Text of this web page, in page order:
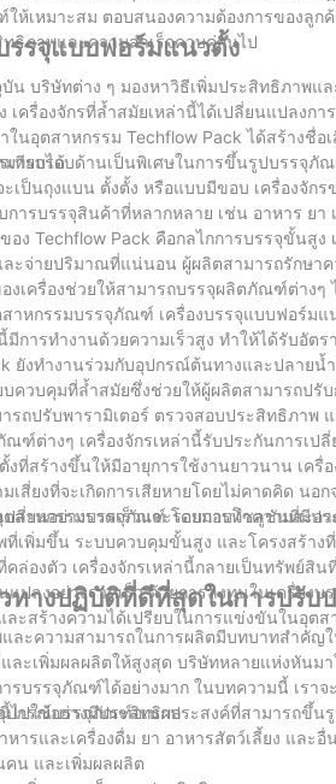
เหมาะสม ตอบสนองความต้องการของลูก
ธิภาพและความสำเร็จควบคู่กันไป
รรจุแบบฟอร์มแนวตั้ง
น บริษัทต่าง ๆ มองหาวิธีเพิ่มประสิทธิภาพ
ครื่องจักรที่ล้ำสมัยเหล่านี้ได้เปลี่ยนแปลง
ตสาหกรรม Techflow Pack ได้สร้างชื่อ
ทียบได้
ารถรอบด้านเป็นพิเศษในการขึ้นรูปบรรจุภั
ะเป็นถุงแบน ตั้งตั้ง หรือแบบมีขอบ เครื่องจั
ารบรรจุสินค้าที่หลากหลาย เช่น อาหาร ยา
Techflow Pack คือกลไกการบรรจุขั้นสูง
ละจ่ายปริมาณที่แน่นอน ผู้ผลิตสามารถรักษ
งเครื่องช่วยให้สามารถบรรจุผลิตภัณฑ์ต่าง
หกรรมบรรจุภัณฑ์ เครื่องบรรจุแบบฟอร์มแ
การทำงานด้วยความเร็วสูง ทำให้ได้รับอัต
ยังทำงานร่วมกับอุปกรณ์ต้นทางและปลาย
ควบคุมที่ล้ำสมัยซึ่งช่วยให้ผู้ผลิตสามารถปรั
ถปรับพารามิเตอร์ ตรวจสอบประสิทธิภาพ
ฑ์ต่างๆ เครื่องจักรเหล่านี้รับประกันการเ
ที่สร้างขึ้นให้มีอายุการใช้งานยาวนาน เค
สี่ยงที่จะเกิดการเสียหายโดยไม่คาดคิด นอ
ยนอย่างรวดเร็วและรอบการทำความสะอ
ตสาหกรรมบรรจุภัณฑ์ โดยมอบโซลูชันที่มีป
พิ่มขึ้น ระบบควบคุมขั้นสูง และโครงสร้างที่
องตัว เครื่องจักรเหล่านี้กลายเป็นทรัพย์สิ
ลงอย่างรวดเร็ว ด้วยการลงทุนในเครื่อง
สร้างความได้เปรียบในการแข่งขันในอุตส
ทางปฏิบัติที่ดีที่สุดในการปรั
ะความสามารถในการผลิตมีบทบาทสำคัญใ
เพิ่มผลผลิตให้สูงสุด บริษัทหลายแห่งหันมา
บรรจุภัณฑ์ได้อย่างมาก ในบทความนี้ เรา
ไปใช้อย่างมีประสิทธิผล
ปกรณ์บรรจุภัณฑ์อเนกประสงค์ที่สามารถขึ้น
ารและเครื่องดื่ม ยา อาหารสัตว์เลี้ยง และ
น และเพิ่มผลผลิต